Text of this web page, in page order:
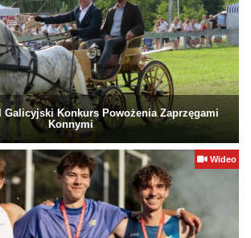
Galicyjski Konkurs Powożenia Zaprzęgami
Konnymi
Wideo